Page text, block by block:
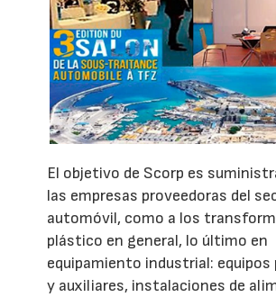
El objetivo de Scorp es
las empresas proveedoras del
automóvil, como a los
plástico en general, lo último en
equipamiento industrial: equipos
y auxiliares, instalaciones de